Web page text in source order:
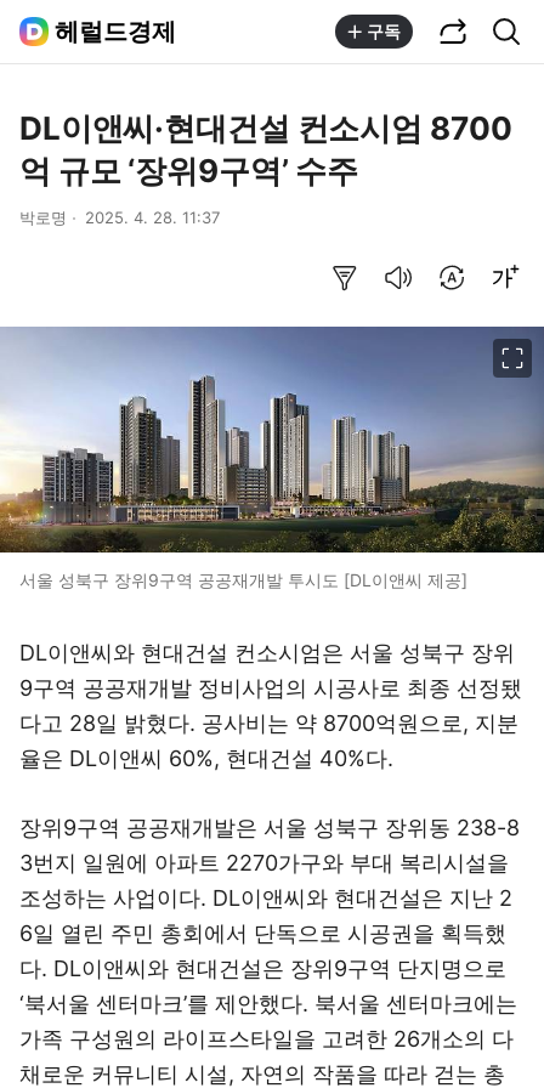
헤럴드경제 구독
DL이앤씨·현대건설 컨소시엄 8700
억 규모 ‘장위9구역’ 수주
박로명 2025. 4. 28. 11:37
서울 성북구 장위9구역 공공재개발 투시도 [DL이앤씨 제공]
DL이앤씨와 현대건설 컨소시엄은 서울 성북구 장위
9구역 공공재개발 정비사업의 시공사로 최종 선정됐
다고 28일 밝혔다. 공사비는 약 8700억원으로, 지분
율은 DL이앤씨 60%, 현대건설 40%다.
장위9구역 공공재개발은 서울 성북구 장위동 238-8
3번지 일원에 아파트 2270가구와 부대 복리시설을
조성하는 사업이다. DL이앤씨와 현대건설은 지난 2
6일 열린 주민 총회에서 단독으로 시공권을 획득했
다. DL이앤씨와 현대건설은 장위9구역 단지명으로
‘북서울 센터마크’를 제안했다. 북서울 센터마크에는
가족 구성원의 라이프스타일을 고려한 26개소의 다
채로운 커뮤니티 시설, 자연의 작품을 따라 걷는 총